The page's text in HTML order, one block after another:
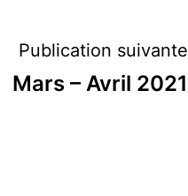
Publication suivante
Mars – Avril 2021